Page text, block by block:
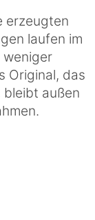
erzeugten
laufen im
weniger
Original, das
bleibt außen